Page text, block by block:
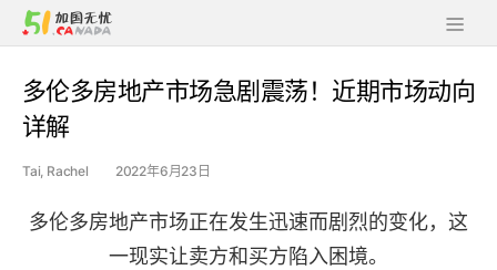
多伦多房地产市场急剧震荡！近期市场动向
详解
Tai, Rachel 2022年6月23日
多伦多房地产市场正在发生迅速而剧烈的变化，这
一现实让卖方和买方陷入困境。